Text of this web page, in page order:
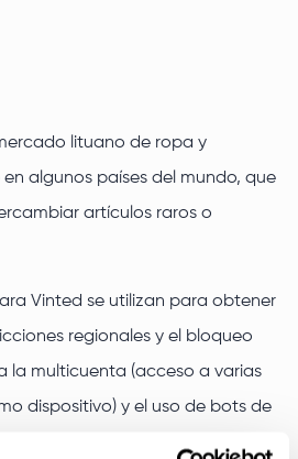
lituano de ropa y
algunos países del mundo, que
artículos raros o
Vinted se utilizan para obtener
regionales y el bloqueo
la multicuenta (acceso a varias
dispositivo) y el uso de bots de